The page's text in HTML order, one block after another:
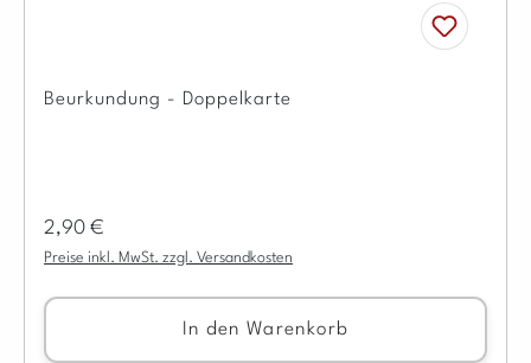
Beurkundung - Doppelkarte
Regulärer Preis:
2,90 €
Preise inkl. MwSt. zzgl. Versandkosten
In den Warenkorb